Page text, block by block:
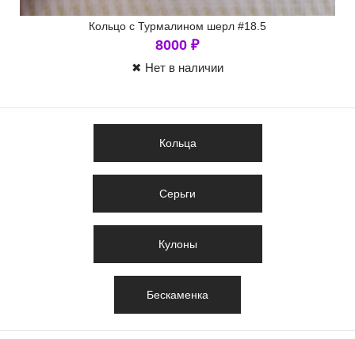
Кольцо с Турмалином шерл #18.5
8000 ₽
✖ Нет в наличии
Кольца
Серьги
Кулоны
Бескаменка